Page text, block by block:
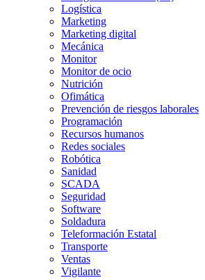
Logística
Marketing
Marketing digital
Mecánica
Monitor
Monitor de ocio
Nutrición
Ofimática
Prevención de riesgos laborales
Programación
Recursos humanos
Redes sociales
Robótica
Sanidad
SCADA
Seguridad
Software
Soldadura
Teleformación Estatal
Transporte
Ventas
Vigilante